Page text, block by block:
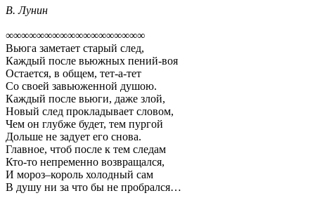
В. Лунин
∞∞∞∞∞∞∞∞∞∞∞∞∞∞∞∞∞∞
Вьюга заметает старый след,
Каждый после вьюжных пений-воя
Остается, в общем, тет-а-тет
Со своей завьюженной душою.
Каждый после вьюги, даже злой,
Новый след прокладывает словом,
Чем он глубже будет, тем пургой
Дольше не задует его снова.
Главное, чтоб после к тем следам
Кто-то непременно возвращался,
И мороз–король холодный сам
В душу ни за что бы не пробрался…